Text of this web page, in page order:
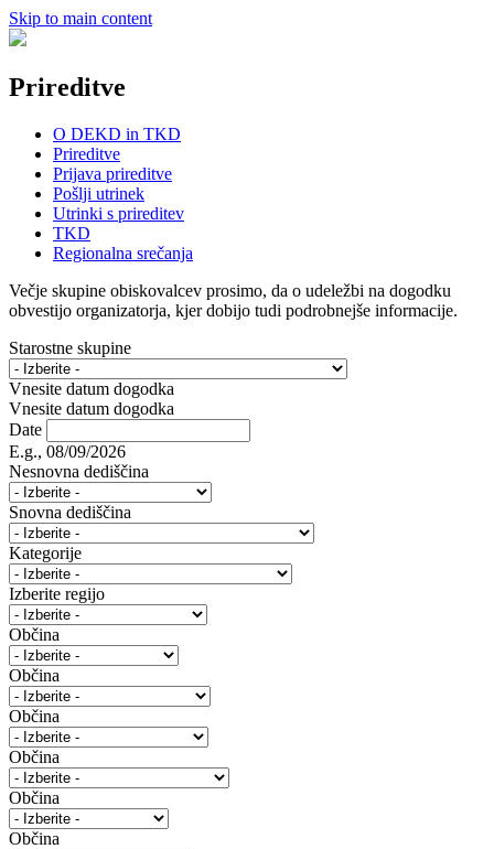
Skip to main content
Prireditve
O DEKD in TKD
Prireditve
Prijava prireditve
Pošlji utrinek
Utrinki s prireditev
TKD
Regionalna srečanja
Večje skupine obiskovalcev prosimo, da o udeležbi na dogodku
obvestijo organizatorja, kjer dobijo tudi podrobnejše informacije.
Starostne skupine
Vnesite datum dogodka
Vnesite datum dogodka
Date
E.g., 08/09/2026
Nesnovna dediščina
Snovna dediščina
Kategorije
Izberite regijo
Občina
Občina
Občina
Občina
Občina
Občina